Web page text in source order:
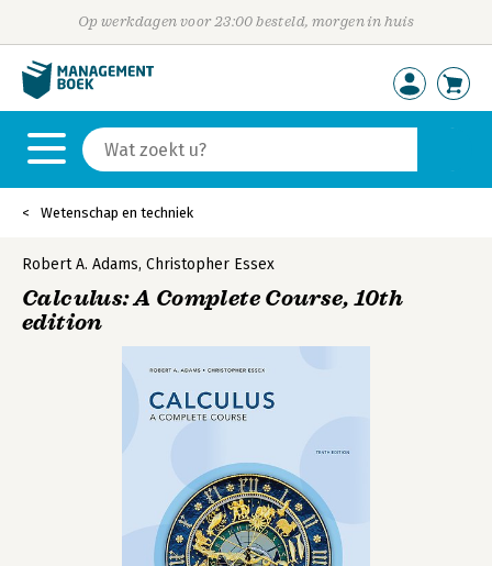
Op werkdagen voor 23:00 besteld, morgen in huis
Wetenschap en techniek
Robert A. Adams, Christopher Essex
Calculus: A Complete Course, 10th
edition